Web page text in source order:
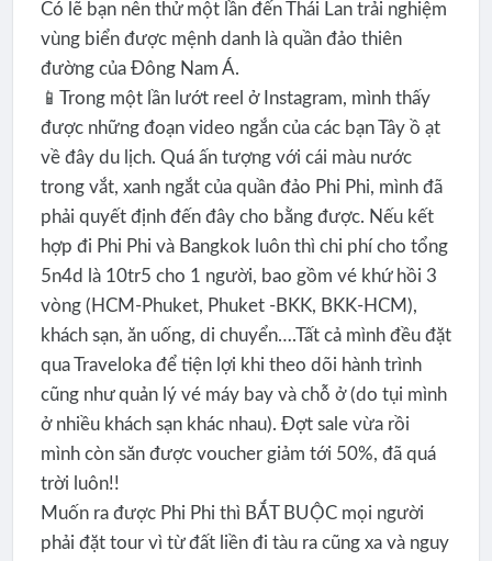
Có lẽ bạn nên thử một lần đến Thái Lan trải nghiệm
vùng biển được mệnh danh là quần đảo thiên
đường của Đông Nam Á.
📱Trong một lần lướt reel ở Instagram, mình thấy
được những đoạn video ngắn của các bạn Tây ồ ạt
về đây du lịch. Quá ấn tượng với cái màu nước
trong vắt, xanh ngắt của quần đảo Phi Phi, mình đã
phải quyết định đến đây cho bằng được. Nếu kết
hợp đi Phi Phi và Bangkok luôn thì chi phí cho tổng
5n4d là 10tr5 cho 1 người, bao gồm vé khứ hồi 3
vòng (HCM-Phuket, Phuket -BKK, BKK-HCM),
khách sạn, ăn uống, di chuyển….Tất cả mình đều đặt
qua Traveloka để tiện lợi khi theo dõi hành trình
cũng như quản lý vé máy bay và chỗ ở (do tụi mình
ở nhiều khách sạn khác nhau). Đợt sale vừa rồi
mình còn săn được voucher giảm tới 50%, đã quá
trời luôn!!
Muốn ra được Phi Phi thì BẮT BUỘC mọi người
phải đặt tour vì từ đất liền đi tàu ra cũng xa và nguy